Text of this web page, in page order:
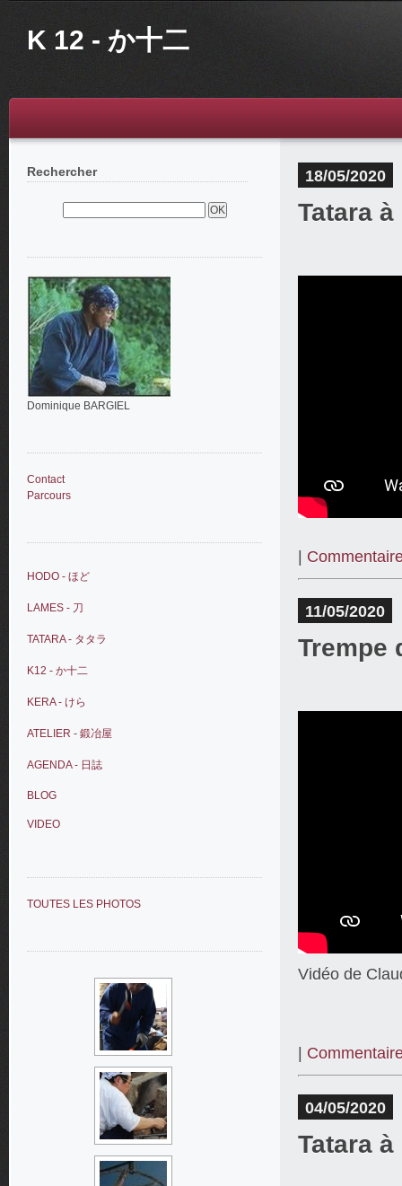
K 12 - か十二
Rechercher
Dominique BARGIEL
Contact
Parcours
HODO - ほど
LAMES - 刀
TATARA - タタラ
K12 - か十二
KERA - けら
ATELIER - 鍛冶屋
AGENDA - 日誌
BLOG
VIDEO
TOUTES LES PHOTOS
18/05/2020
Tatara
|
11/05/2020
Trempe
Vidéo de
|
04/05/2020
Tatara